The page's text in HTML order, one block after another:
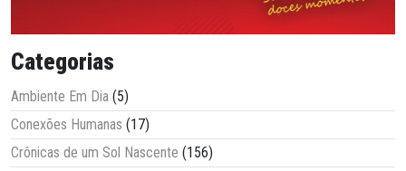
Categorias
Ambiente Em Dia (5)
Conexões Humanas (17)
Crônicas de um Sol Nascente (156)